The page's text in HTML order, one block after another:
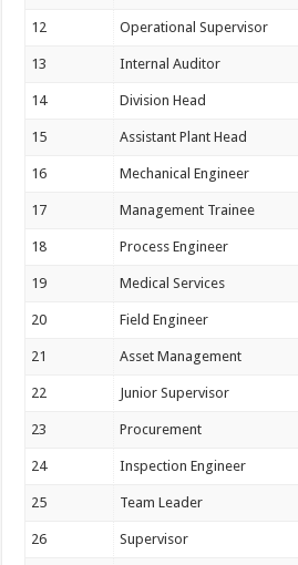
12 Operational Supervisor
13 Internal Auditor
14 Division Head
15 Assistant Plant Head
16 Mechanical Engineer
17 Management Trainee
18 Process Engineer
19 Medical Services
20 Field Engineer
21 Asset Management
22 Junior Supervisor
23 Procurement
24 Inspection Engineer
25 Team Leader
26 Supervisor